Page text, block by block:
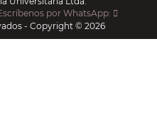
por WhatsApp:
- Copyright © 2026